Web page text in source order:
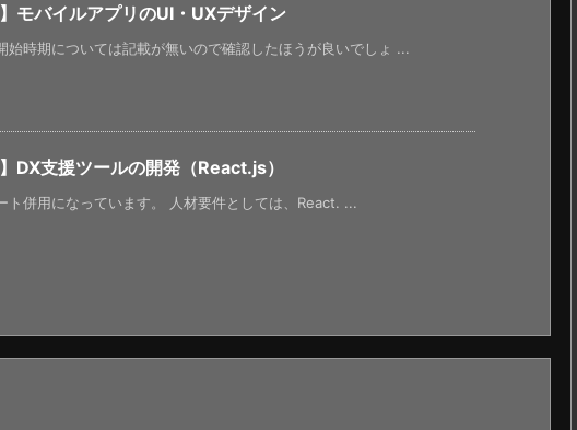
モバイルアプリのUI・UXデザイン
始時期については記載が無いので確認したほうが良いでしょ ...
DX支援ツールの開発（React.js）
ト併用になっています。 人材要件としては、React. ...